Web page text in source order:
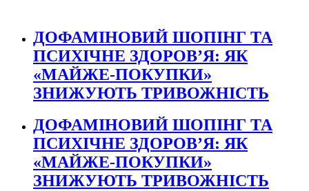
ДОФАМІНОВИЙ ШОПІНГ ТА
ПСИХІЧНЕ ЗДОРОВ’Я: ЯК
«МАЙЖЕ-ПОКУПКИ»
ЗНИЖУЮТЬ ТРИВОЖНІСТЬ
ДОФАМІНОВИЙ ШОПІНГ ТА
ПСИХІЧНЕ ЗДОРОВ’Я: ЯК
«МАЙЖЕ-ПОКУПКИ»
ЗНИЖУЮТЬ ТРИВОЖНІСТЬ